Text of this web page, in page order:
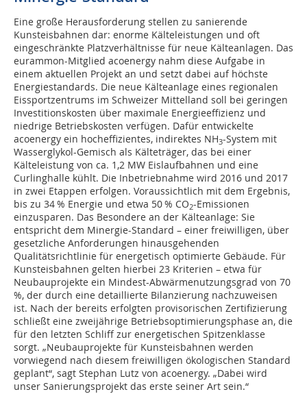
Eine große Herausforderung stellen zu sanierende
Kunsteisbahnen dar: enorme Kälteleistungen und oft
eingeschränkte Platzverhältnisse für neue Kälteanlagen. Das
eurammon-Mitglied acoenergy nahm diese Aufgabe in
einem aktuellen Projekt an und setzt dabei auf höchste
Energiestandards. Die neue Kälteanlage eines regionalen
Eissportzentrums im Schweizer Mittelland soll bei geringen
Investitionskosten über maximale Energieeffizienz und
niedrige Betriebskosten verfügen. Dafür entwickelte
acoenergy ein hocheffizientes, indirektes NH3-System mit
Wasserglykol-Gemisch als Kälteträger, das bei einer
Kälteleistung von ca. 1,2 MW Eislaufbahnen und eine
Curlinghalle kühlt. Die Inbetriebnahme wird 2016 und 2017
in zwei Etappen erfolgen. Voraussichtlich mit dem Ergebnis,
bis zu 34 % Energie und etwa 50 % CO2-Emissionen
einzusparen. Das Besondere an der Kälteanlage: Sie
entspricht dem Minergie-Standard – einer freiwilligen, über
gesetzliche Anforderungen hinausgehenden
Qualitätsrichtlinie für energetisch optimierte Gebäude. Für
Kunsteisbahnen gelten hierbei 23 Kriterien – etwa für
Neubauprojekte ein Mindest-Abwärmenutzungsgrad von 70
%, der durch eine detaillierte Bilanzierung nachzuweisen
ist. Nach der bereits erfolgten provisorischen Zertifizierung
schließt eine zweijährige Betriebsoptimierungsphase an, die
für den letzten Schliff zur energetischen Spitzenklasse
sorgt. „Neubauprojekte für Kunsteisbahnen werden
vorwiegend nach diesem freiwilligen ökologischen Standard
geplant“, sagt Stephan Lutz von acoenergy. „Dabei wird
unser Sanierungsprojekt das erste seiner Art sein.“